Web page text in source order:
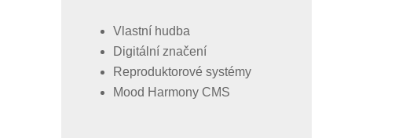
Vlastní hudba
Digitální značení
Reproduktorové systémy
Mood Harmony CMS